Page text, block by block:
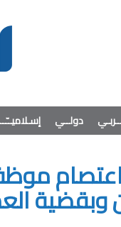
دولــي
وبقضية